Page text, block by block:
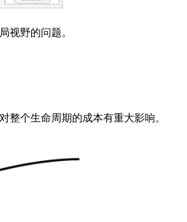
视野的问题。
个生命周期的成本有重大影响。